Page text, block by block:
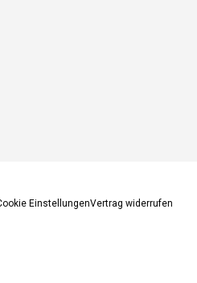
EinstellungenVertrag widerrufen